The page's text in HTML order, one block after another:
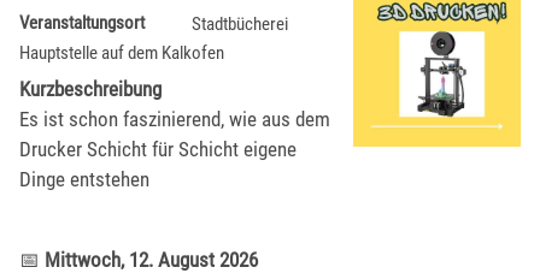
Veranstaltungsort
Stadtbücherei
Hauptstelle auf dem Kalkofen
Kurzbeschreibung
Es ist schon faszinierend, wie aus dem
Drucker Schicht für Schicht eigene
Dinge entstehen
📅 Mittwoch, 12. August 2026